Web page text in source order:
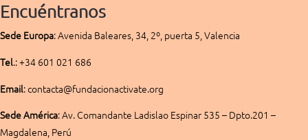
Encuéntranos
Sede Europa:Avenida Baleares, 34, 2º, puerta 5, Valencia
Tel.: +34 601 021 686
Email: contacta@fundacionactivate.org
Sede América:Av. Comandante Ladislao Espinar 535 – Dpto.201 –
Magdalena, Perú